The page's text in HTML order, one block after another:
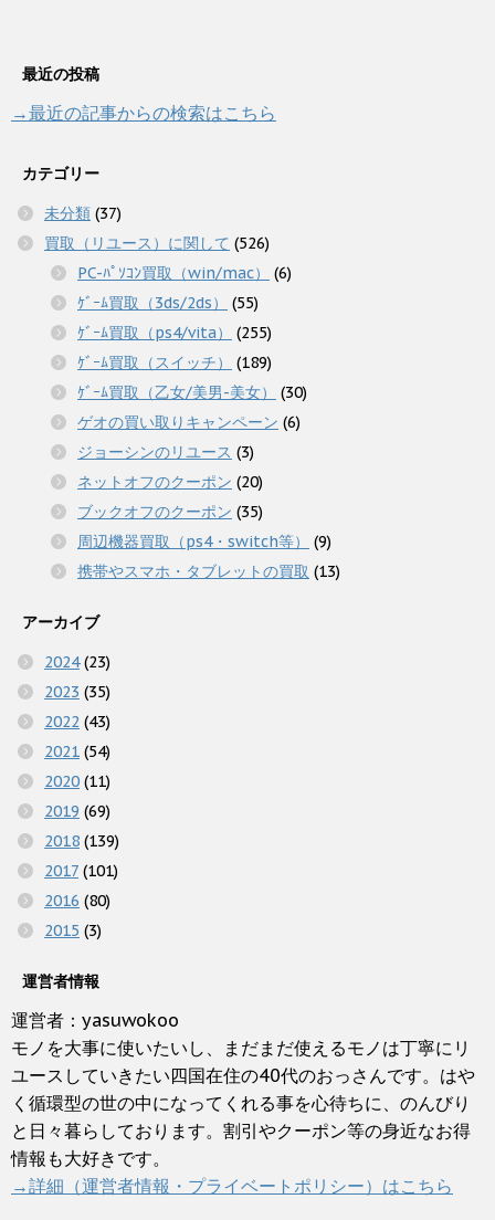
最近の投稿
→最近の記事からの検索はこちら
カテゴリー
未分類 (37)
買取（リユース）に関して (526)
PC-ﾊﾟｿｺﾝ買取（win/mac）
(6)
ｹﾞｰﾑ買取（3ds/2ds）
(55)
ｹﾞｰﾑ買取（ps4/vita）
(255)
ｹﾞｰﾑ買取（スイッチ）
(189)
ｹﾞｰﾑ買取（乙女/美男-美女）
(30)
ゲオの買い取りキャンペーン (6)
ジョーシンのリユース (3)
ネットオフのクーポン (20)
ブックオフのクーポン (35)
周辺機器買取（ps4・switch等）
(9)
携帯やスマホ・タブレットの買取 (13)
アーカイブ
2024(23)
2023 (35)
2022 (43)
2021 (54)
2020 (11)
2019 (69)
2018 (139)
2017 (101)
2016 (80)
2015 (3)
運営者情報
運営者：yasuwokoo
モノを大事に使いたいし、まだまだ使えるモノは丁寧にリ
ユースしていきたい四国在住の40代のおっさんです。はや
く循環型の世の中になってくれる事を心待ちに、のんびり
と日々暮らしております。割引やクーポン等の身近なお得
情報も大好きです。
→詳細（運営者情報・プライベートポリシー）はこちら